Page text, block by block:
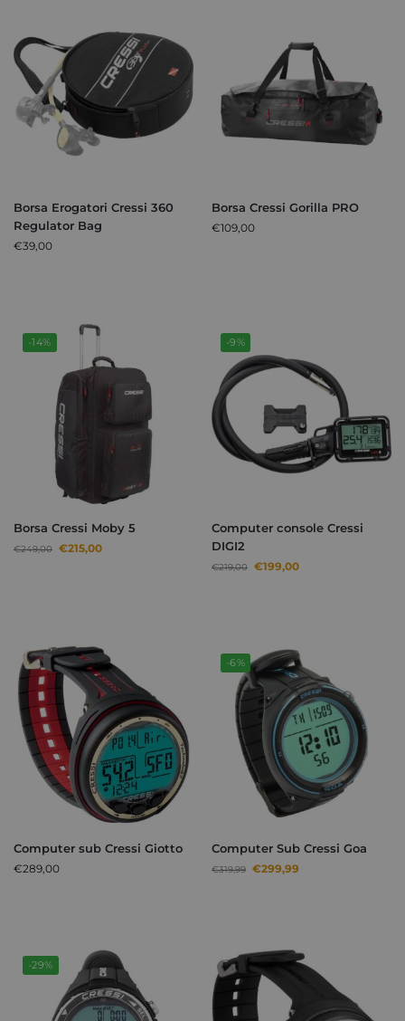
Borsa Erogatori Cressi 360
Regulator Bag
€39,00
Borsa Cressi Gorilla PRO
€109,00
-14%
Borsa Cressi Moby 5
€249,00 €215,00
-9%
Computer console Cressi
DIGI2
€219,00 €199,00
Computer sub Cressi Giotto
€289,00
-6%
Computer Sub Cressi Goa
€319,99 €299,99
-29%